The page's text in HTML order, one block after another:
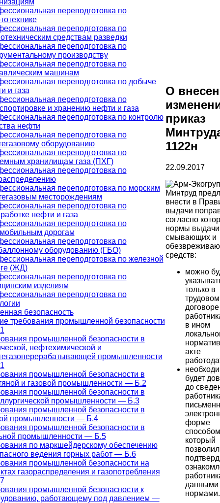
переподготовка по
переподготовка по
средствам разведки
переподготовка по
производству
переподготовка по
машинам
переподготовка по добыче
и газа
переподготовка по
и хранению нефти и газа
переподготовка по контролю
нефти
переподготовка по
оборудованию
переподготовка по
хранилищам газа (ПХГ)
переподготовка по
переподготовка по морским
месторождениям
переподготовка по
нефти и газа
переподготовка по
дорогам
переподготовка по
оборудованию (ГБО)
переподготовка по железной
(ЖД)
переподготовка по
изделиям
переподготовка по
безопасность
требования промышленной безопасности
промышленной безопасности в
нефтехимической и
промышленности
промышленной безопасности в
и газовой промышленности — Б.2
промышленной безопасности в
промышленности — Б.3
промышленной безопасности в
промышленности — Б.4
промышленной безопасности в
промышленности — Б.5
по маркшейдерскому обеспечению
ведения горных работ — Б.6
промышленной безопасности на
газораспределения и газопотребления
промышленной безопасности к
работающему под давлением —
О
приказ
1122н
22.09.2017
Минтруд
внести в
выдачи
согласно
нормы выдачи
смывающих и
средств:
можно
только в
трудовом
договоре
в ином
акте
будет
до
форме
который
данными
нормами.